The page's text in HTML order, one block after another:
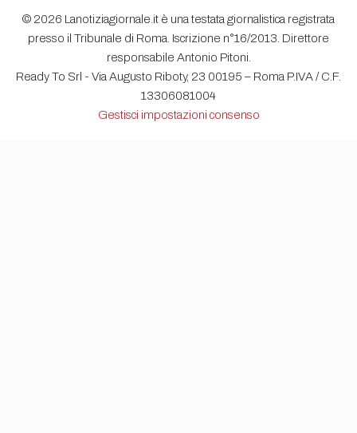
© 2026 Lanotiziagiornale.it è una testata giornalistica registrata
presso il Tribunale di Roma. Iscrizione n°16/2013. Direttore
responsabile Antonio Pitoni.
Ready To Srl - Via Augusto Riboty, 23 00195 – Roma P.IVA / C.F.
13306081004
Gestisci impostazioni consenso